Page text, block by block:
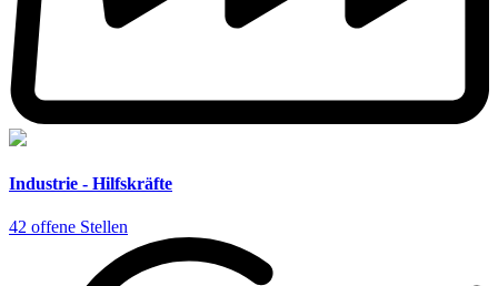
Industrie - Hilfskräfte
42 offene Stellen